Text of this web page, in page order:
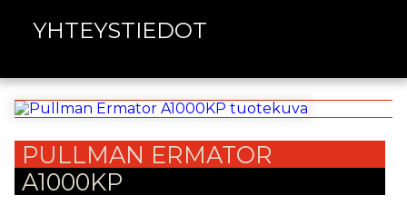
YHTEYSTIEDOT
PULLMAN ERMATOR
A1000KP